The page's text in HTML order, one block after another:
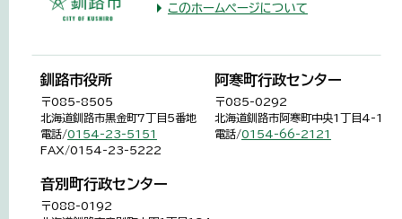
このホームページについて
釧路市役所
〒085-8505
北海道釧路市黒金町7丁目5番地
電話/0154-23-5151
FAX/0154-23-5222
阿寒町行政センター
〒085-0292
北海道釧路市阿寒町中央1丁目4-1
電話/0154-66-2121
音別町行政センター
〒088-0192